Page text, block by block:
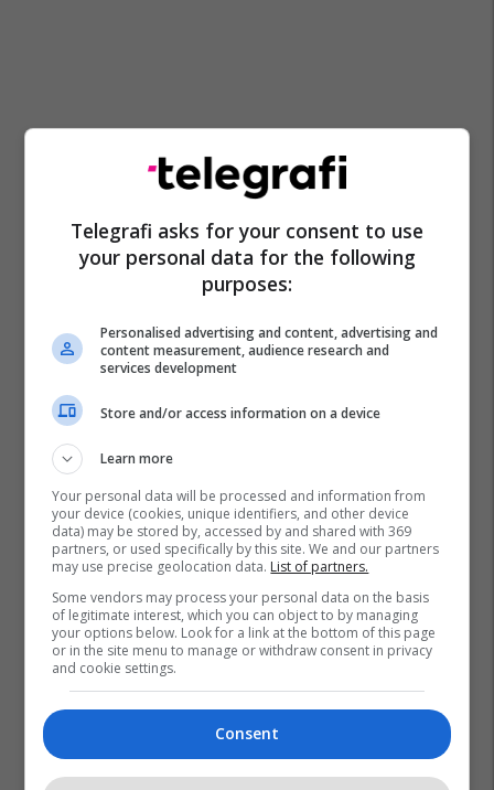
Telegrafi asks for your consent to use
your personal data for the following
purposes:
Personalised advertising and content, advertising and
content measurement, audience research and
services development
Store and/or access information on a device
Learn more
Your personal data will be processed and information from
your device (cookies, unique identifiers, and other device
data) may be stored by, accessed by and shared with 369
partners, or used specifically by this site. We and our partners
may use precise geolocation data. List of partners.
Some vendors may process your personal data on the basis
of legitimate interest, which you can object to by managing
your options below. Look for a link at the bottom of this page
or in the site menu to manage or withdraw consent in privacy
and cookie settings.
Consent